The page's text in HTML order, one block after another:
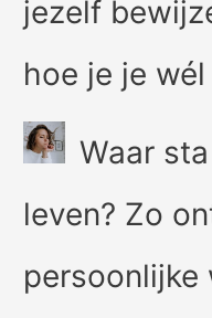
jezelf
hoe je je
Waar
leven? Zo
persoonlijke